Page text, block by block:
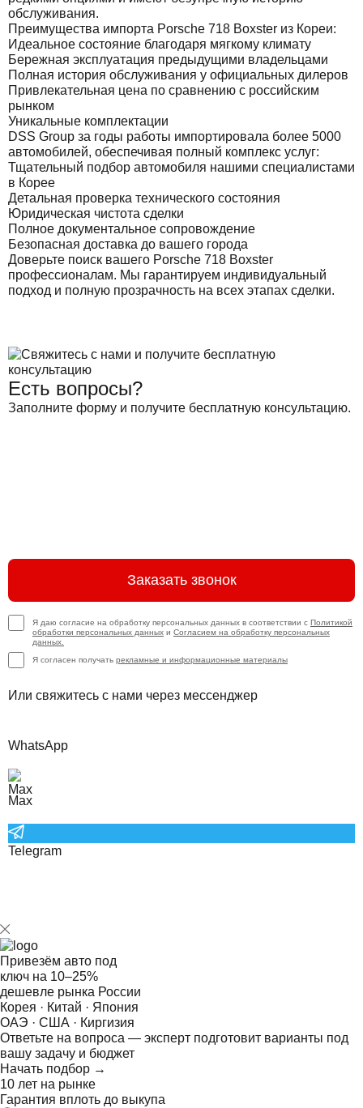
обслуживания.
Преимущества импорта Porsche 718 Boxster из Кореи:
Идеальное состояние благодаря мягкому климату
Бережная эксплуатация предыдущими владельцами
Полная история обслуживания у официальных дилеров
Привлекательная цена по сравнению с российским
рынком
Уникальные комплектации
DSS Group за годы работы импортировала более 5000
автомобилей, обеспечивая полный комплекс услуг:
Тщательный подбор автомобиля нашими специалистами
в Корее
Детальная проверка технического состояния
Юридическая чистота сделки
Полное документальное сопровождение
Безопасная доставка до вашего города
Доверьте поиск вашего Porsche 718 Boxster
профессионалам. Мы гарантируем индивидуальный
подход и полную прозрачность на всех этапах сделки.
Есть вопросы?
Заполните форму и получите бесплатную консультацию.
Заказать звонок
Я даю согласие на обработку персональных данных в соответствии с Политикой
обработки персональных данных и Согласием на обработку персональных
данных.
Я согласен получать рекламные и информационные материалы
Или свяжитесь с нами через мессенджер
WhatsApp
Max
Telegram
Привезём авто под
ключ на 10–25%
дешевле рынка России
Корея · Китай · Япония
ОАЭ · США · Киргизия
Ответьте на вопроса — эксперт подготовит варианты под
вашу задачу и бюджет
Начать подбор →
10 лет на рынке
Гарантия вплоть до выкупа